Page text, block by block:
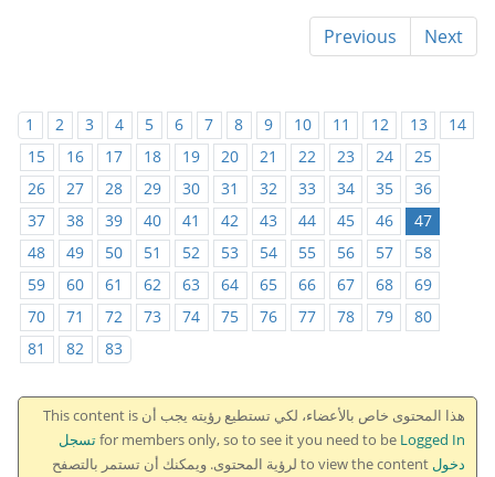
Previous Next
1 2 3 4 5 6 7 8 9 10 11 12 13
14
15
16 17 18 19 20 21 22 23 24
25
26
27 28 29 30 31 32 33 34 35
36
37
38 39 40 41 42 43 44 45 46
47
48
49 50 51 52 53 54 55 56 57
58
59
60 61 62 63 64 65 66 67 68
69
70
71 72 73 74 75 76 77 78 79
80
81
82 83
هذا المحتوى خاص بالأعضاء، لكي تستطيع رؤيته يجب أن This content is
for members only, so to see it you need to beLogged In تسجل
دخول
to view the content لرؤية المحتوى. ويمكنك أن تستمر بالتصفح